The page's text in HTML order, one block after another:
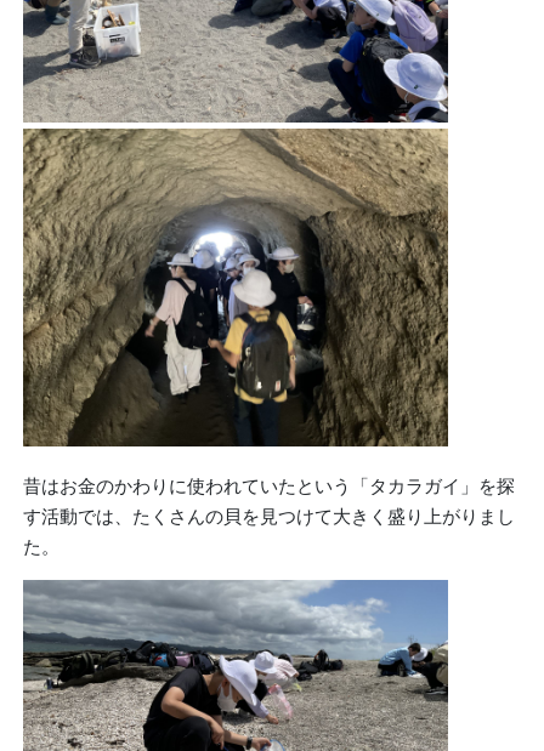
昔はお金のかわりに使われていたという「タカラガイ」を探
す活動では、たくさんの貝を見つけて大きく盛り上がりまし
た。